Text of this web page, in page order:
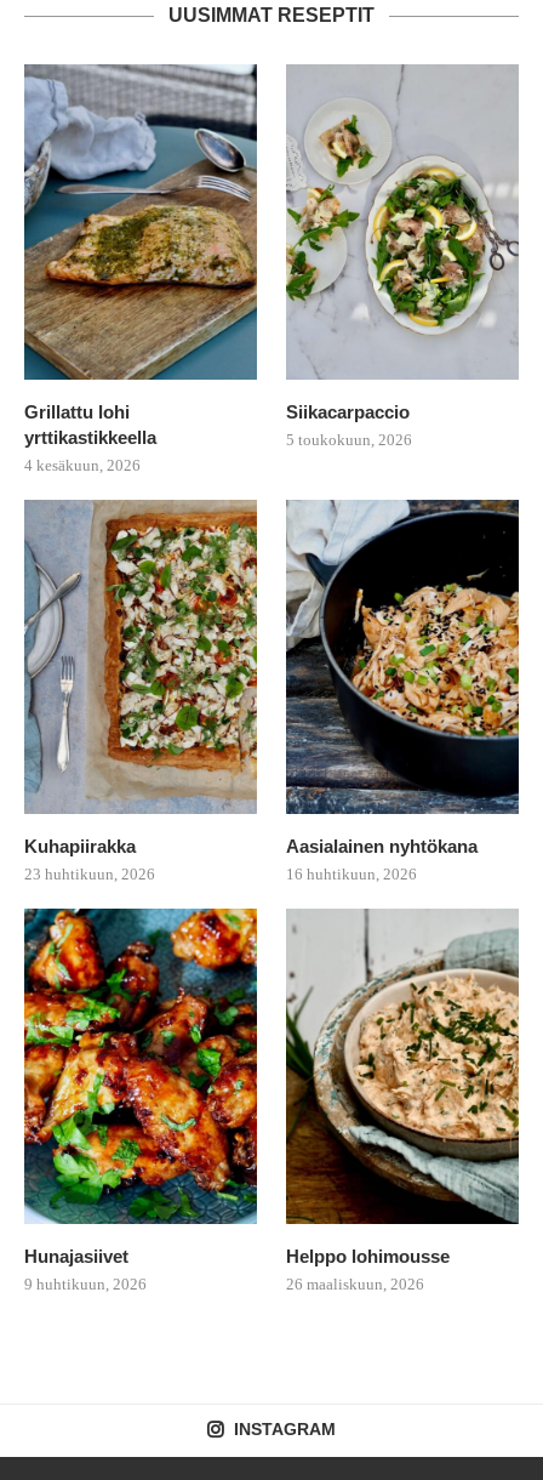
UUSIMMAT RESEPTIT
Grillattu lohi
yrttikastikkeella
4 kesäkuun, 2026
Siikacarpaccio
5 toukokuun, 2026
Kuhapiirakka
23 huhtikuun, 2026
Aasialainen nyhtökana
16 huhtikuun, 2026
Hunajasiivet
9 huhtikuun, 2026
Helppo lohimousse
26 maaliskuun, 2026
INSTAGRAM